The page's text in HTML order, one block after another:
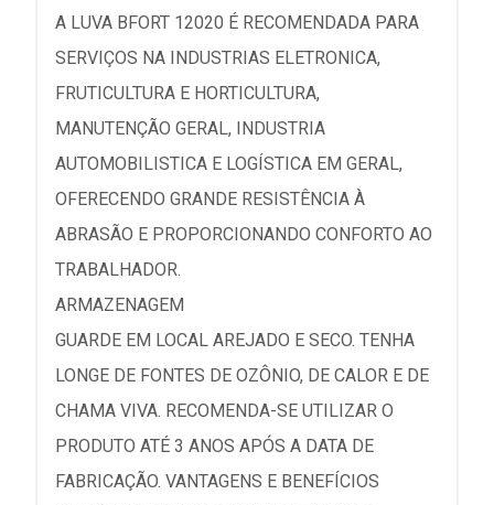
A LUVA BFORT 12020 É RECOMENDADA PARA
SERVIÇOS NA INDUSTRIAS ELETRONICA,
FRUTICULTURA E HORTICULTURA,
MANUTENÇÃO GERAL, INDUSTRIA
AUTOMOBILISTICA E LOGÍSTICA EM GERAL,
OFERECENDO GRANDE RESISTÊNCIA À
ABRASÃO E PROPORCIONANDO CONFORTO AO
TRABALHADOR.
ARMAZENAGEM
GUARDE EM LOCAL AREJADO E SECO. TENHA
LONGE DE FONTES DE OZÔNIO, DE CALOR E DE
CHAMA VIVA. RECOMENDA-SE UTILIZAR O
PRODUTO ATÉ 3 ANOS APÓS A DATA DE
FABRICAÇÃO. VANTAGENS E BENEFÍCIOS